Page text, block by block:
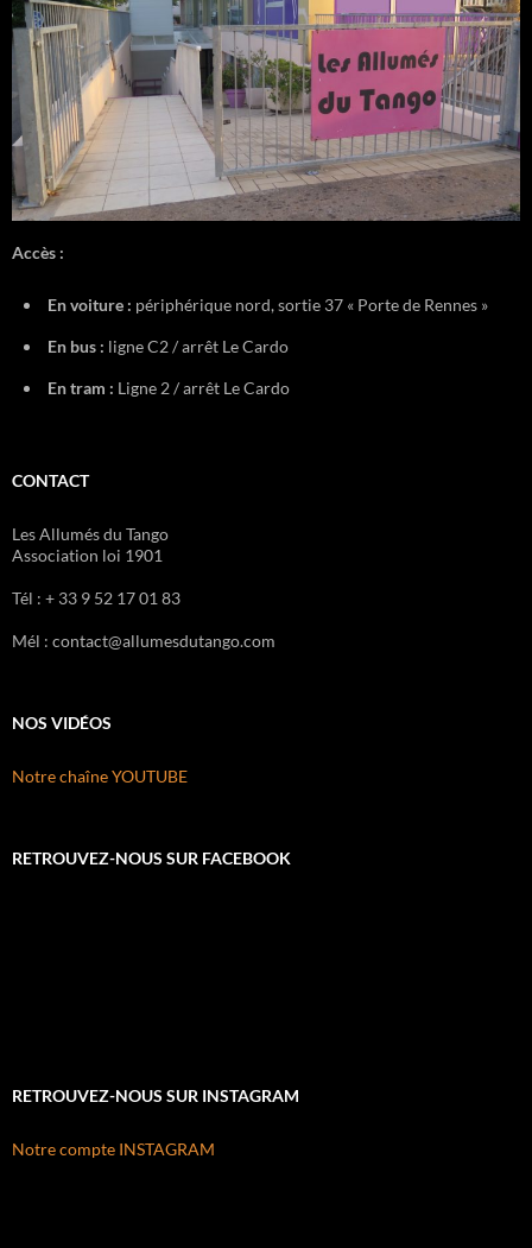
Accès :
En voiture : périphérique nord, sortie 37 « Porte de Rennes »
En bus : ligne C2 / arrêt Le Cardo
En tram : Ligne 2 / arrêt Le Cardo
CONTACT
Les Allumés du Tango
Association loi 1901
Tél : + 33 9 52 17 01 83
Mél : contact@allumesdutango.com
NOS VIDÉOS
Notre chaîne YOUTUBE
RETROUVEZ-NOUS SUR FACEBOOK
RETROUVEZ-NOUS SUR INSTAGRAM
Notre compte INSTAGRAM